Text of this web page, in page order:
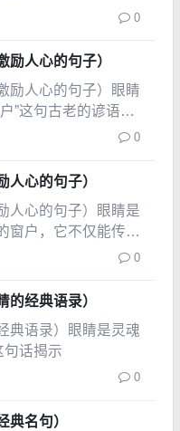
界的工具，更是情感
们可以传达出快乐、
了解眼睛所表达的语
0
励人心的句子）
励人心的句子）眼睛
”这句古老的谚语传
0
人心的句子）
人心的句子）眼睛是
窗户，它不仅能传达
个人的眼神中蕴藏着
0
的经典语录）
典语录）眼睛是灵魂
句话揭示
0
典名句）